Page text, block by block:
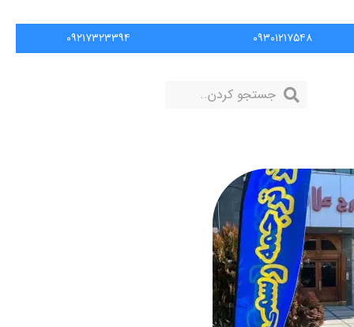
۰۹۳۰۱۲۱۷۵۴۸ ۰۹۲۱۷۳۲۳۳۹۴